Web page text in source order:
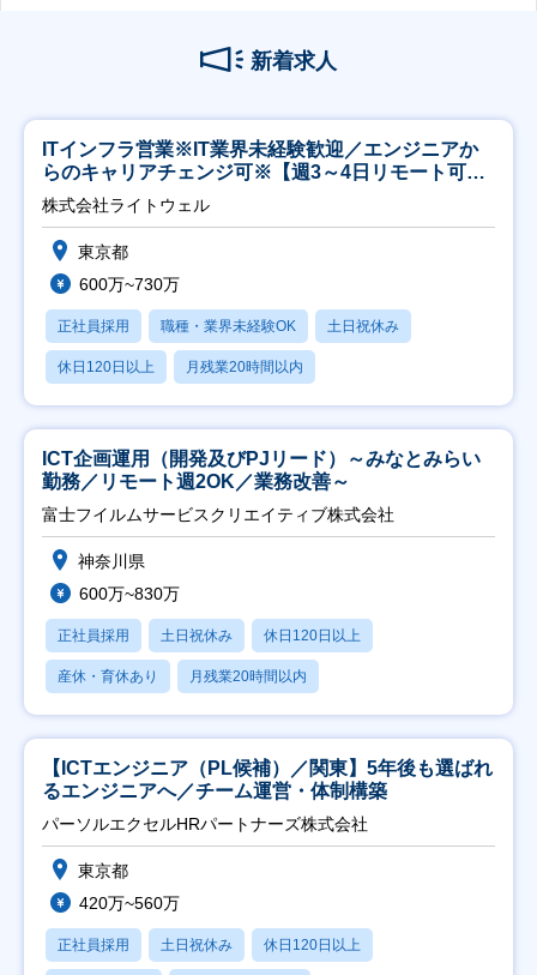
新着求人
ITインフラ営業※IT業界未経験歓迎／エンジニアか
らのキャリアチェンジ可※【週3～4日リモート可
能】
株式会社ライトウェル
東京都
600万~730万
正社員採用 職種・業界未経験OK 土日祝休み
休日120日以上 月残業20時間以内
ICT企画運用（開発及びPJリード）～みなとみらい
勤務／リモート週2OK／業務改善～
富士フイルムサービスクリエイティブ株式会社
神奈川県
600万~830万
正社員採用 土日祝休み 休日120日以上
産休・育休あり 月残業20時間以内
【ICTエンジニア（PL候補）／関東】5年後も選ばれ
るエンジニアへ／チーム運営・体制構築
パーソルエクセルHRパートナーズ株式会社
東京都
420万~560万
正社員採用 土日祝休み 休日120日以上